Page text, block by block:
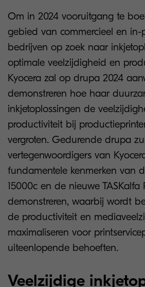
Om in 2024 vooruitgang te
gebied van commercieel en in-
bedrijven op zoek naar
optimale veelzijdigheid en
Kyocera zal op drupa 2024
demonstreren hoe haar
inkjetoplossingen de
productiviteit bij
vergroten. Gedurende drupa
vertegenwoordigers van
fundamentele kenmerken van
15000c en de nieuwe TASKalfa
demonstreren, waarbij wordt
de productiviteit en
maximaliseren voor
uiteenlopende behoeften.
Veelzijdige